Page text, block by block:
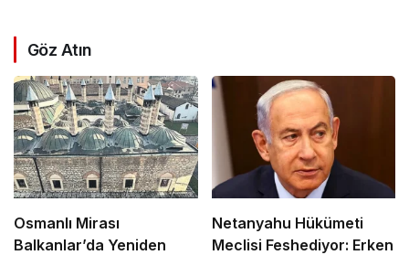
Göz Atın
Osmanlı Mirası
Balkanlar’da Yeniden
Netanyahu Hükümeti
Meclisi Feshediyor: Erken